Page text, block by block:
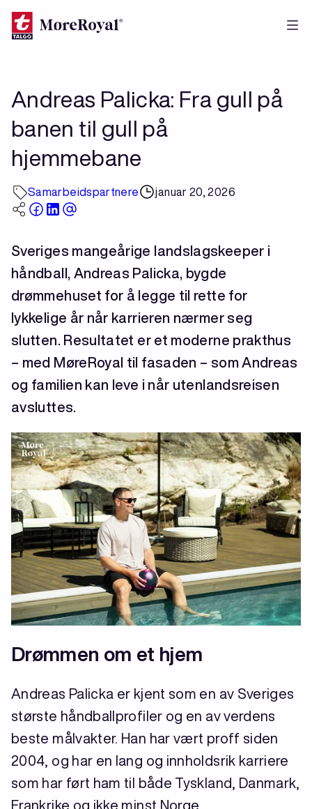
Hopp
Andreas Palicka: Fra gull på
banen til gull på
hjemmebane
Samarbeidspartnere januar 20, 2026
Sveriges mangeårige landslagskeeper i
håndball, Andreas Palicka, bygde
drømmehuset for å legge til rette for
lykkelige år når karrieren nærmer seg
slutten. Resultatet er et moderne prakthus
– med MøreRoyal til fasaden – som Andreas
og familien kan leve i når utenlandsreisen
avsluttes.
Drømmen om et hjem
Andreas Palicka er kjent som en av Sveriges
største håndballprofiler og en av verdens
beste målvakter. Han har vært proff siden
2004, og har en lang og innholdsrik karriere
som har ført ham til både Tyskland, Danmark,
Frankrike og ikke minst Norge.